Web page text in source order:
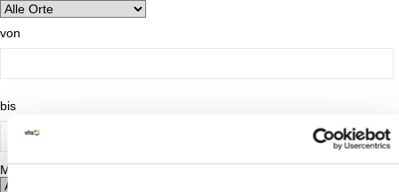
von
bis
Mo.